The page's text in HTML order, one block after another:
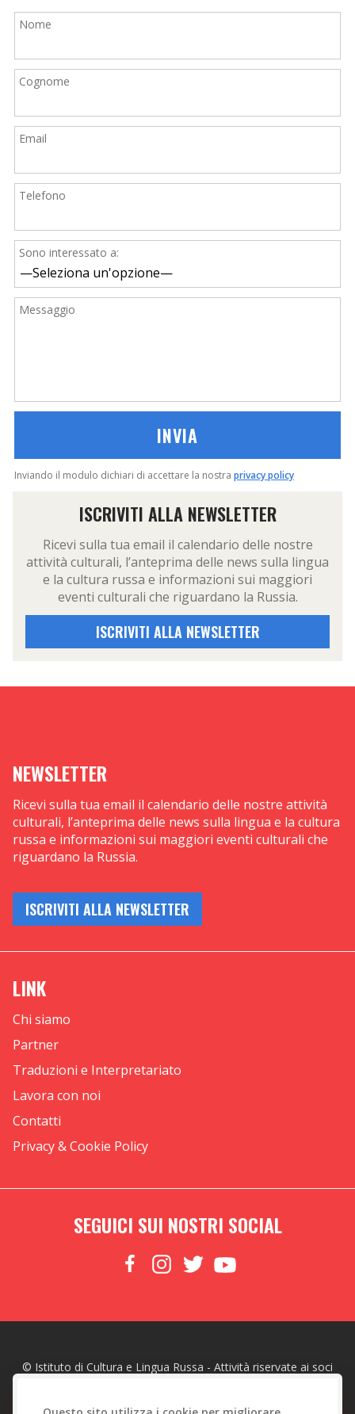
Nome
Cognome
Email
Telefono
Sono interessato a:
Messaggio
Inviando il modulo dichiari di accettare la nostra privacy policy
ISCRIVITI ALLA NEWSLETTER
Ricevi sulla tua email il calendario delle nostre
attività culturali, l’anteprima delle news sulla lingua
e la cultura russa e informazioni sui maggiori
eventi culturali che riguardano la Russia.
ISCRIVITI ALLA NEWSLETTER
NEWSLETTER
Ricevi sulla tua email il calendario delle nostre attività
culturali, l’anteprima delle news sulla lingua e la cultura
russa e informazioni sui maggiori eventi culturali che
riguardano la Russia.
ISCRIVITI ALLA NEWSLETTER
LINK
Chi siamo
Partner
Traduzioni e Interpretariato
Lavora con noi
Contatti
Privacy & Cookie Policy
SEGUICI SUI NOSTRI SOCIAL
© Istituto di Cultura e Lingua Russa - Attività riservate ai soci